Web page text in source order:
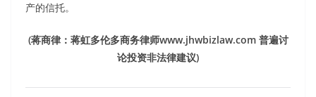
产的信托。
(蒋商律：蒋虹多伦多商务律师www.jhwbizlaw.com 普遍讨
论投资非法律建议)